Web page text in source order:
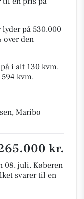
på 530.000
over den
i alt 130 kvm.
kvm.
Maribo
kr.
08. juli. Køberen
svarer til en